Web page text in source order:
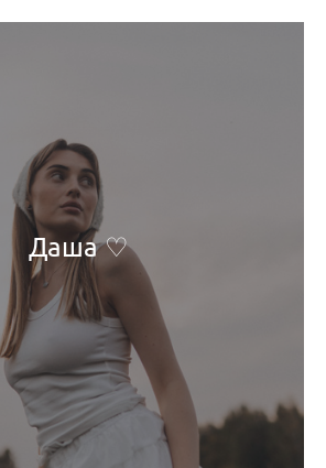
Даша ♡